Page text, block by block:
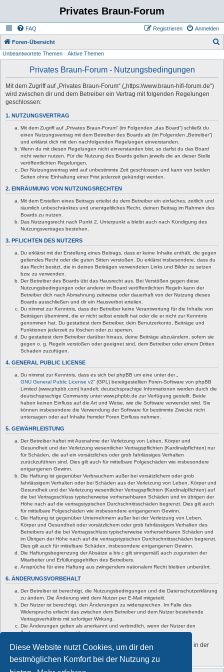
Diese Website nutzt Cookies, um dir den
bestmöglichen Komfort bei der Nutzung zu
Privates Braun-Forum
FAQ Anmelden
Registrieren
Foren-Übersicht
Unbeantwortete Themen Aktive Themen
Privates Braun-Forum - Nutzungsbedingungen
Mit dem Zugriff auf „Privates Braun-Forum“ („https://www.braun-hifi-forum.de“)
wird zwischen dir und dem Betreiber ein Vertrag mit folgenden Regelungen
geschlossen:
1. NUTZUNGSVERTRAG
Mit dem Zugriff auf „Privates Braun-Forum“ (im Folgenden „das Board“) schließt du
einen Nutzungsvertrag mit dem Betreiber des Boards ab (im Folgenden „Betreiber“)
und erklärst dich mit den nachfolgenden Regelungen einverstanden.
Wenn du mit diesen Regelungen nicht einverstanden bist, so darfst du das Board
nicht weiter nutzen. Für die Nutzung des Boards gelten jeweils die an dieser Stelle
veröffentlichten Regelungen.
Der Nutzungsvertrag wird auf unbestimmte Zeit geschlossen und kann von beiden
Seiten ohne Einhaltung einer Frist jederzeit gekündigt werden.
2. EINRÄUMUNG VON NUTZUNGSRECHTEN
Mit dem Erstellen eines Beitrags erteilst du dem Betreiber ein einfaches, zeitlich und
räumlich unbeschränktes und unentgeltliches Recht, deinen Beitrag im Rahmen des
Boards zu nutzen.
Das Nutzungsrecht nach Punkt 2, Unterpunkt a bleibt auch nach Kündigung des
Nutzungsvertrages bestehen.
3. PFLICHTEN DES NUTZERS
Du erklärst mit der Erstellung eines Beitrags, dass er keine Inhalte enthält, die gegen
geltendes Recht oder die guten Sitten verstoßen. Du erklärst insbesondere, dass du
das Recht besitzt, die in deinen Beiträgen verwendeten Links und Bilder zu setzen
bzw. zu verwenden.
Der Betreiber des Boards übt das Hausrecht aus. Bei Verstößen gegen diese
Nutzungsbedingungen oder anderer im Board veröffentlichten Regeln kann der
Betreiber dich nach Abmahnung zeitweise oder dauerhaft von der Nutzung dieses
Boards ausschließen und dir ein Hausverbot erteilen.
Du nimmst zur Kenntnis, dass der Betreiber keine Verantwortung für die Inhalte von
Beiträgen übernimmt, die er nicht selbst erstellt hat oder die er nicht zur Kenntnis
genommen hat. Du gestattest dem Betreiber, dein Benutzerkonto, Beiträge und
Funktionen jederzeit zu löschen oder zu sperren.
Du gestattest dem Betreiber darüber hinaus, deine Beiträge abzuändern, sofern sie
gegen o. g. Regeln verstoßen oder geeignet sind, dem Betreiber oder einem Dritten
Schaden zuzufügen.
4. GENERAL PUBLIC LICENSE
Du nimmst zur Kenntnis, dass es sich bei phpBB um eine unter der „
GNU General Public License v2“ (GPL) bereitgestellten Foren-Software von phpBB
Limited (www.phpbb.com) handelt; deutschsprachige Informationen werden durch die
deutschsprachige Community unter www.phpbb.de zur Verfügung gestellt. Beide
haben keinen Einfluss auf die Art und Weise, wie die Software verwendet wird. Sie
können insbesondere die Verwendung der Software für bestimmte Zwecke nicht
untersagen oder auf Inhalte fremder Foren Einfluss nehmen.
5. GEWÄHRLEISTUNG
Der Betreiber haftet mit Ausnahme der Verletzung von Leben, Körper und
Gesundheit und der Verletzung wesentlicher Vertragspflichten (Kardinalpflichten) nur
für Schäden, die auf ein vorsätzliches oder grob fahrlässiges Verhalten
zurückzuführen sind. Dies gilt auch für mittelbare Folgeschäden wie insbesondere
entgangenen Gewinn.
Die Haftung ist gegenüber Verbrauchern außer bei vorsätzlichem oder grob
fahrlässigem Verhalten oder bei Schäden aus der Verletzung von Leben, Körper und
Gesundheit und der Verletzung wesentlicher Vertragspflichten (Kardinalpflichten) auf
die bei Vertragsschluss typischerweise vorhersehbaren Schäden und im übrigen der
Höhe nach auf die vertragstypischen Durchschnittsschäden begrenzt. Dies gilt auch
für mittelbare Folgeschäden wie insbesondere entgangenen Gewinn.
Die Haftung ist gegenüber Unternehmern außer bei der Verletzung von Leben,
Körper und Gesundheit oder vorsätzlichem oder grob fahrlässigem Verhalten des
Betreibers auf die bei Vertragsschluss typischerweise vorhersehbaren Schäden und
im Übrigen der Höhe nach auf die vertragstypischen Durchschnittsschäden begrenzt.
Dies gilt auch für mittelbare Schäden, insbesondere entgangenen Gewinn.
Die Haftungsbegrenzung der Absätze a bis c gilt sinngemäß auch zugunsten der
Mitarbeiter und Erfüllungsgehilfen des Betreibers.
Ansprüche für eine Haftung aus zwingendem nationalem Recht bleiben unberührt.
6. ÄNDERUNGSVORBEHALT
Der Betreiber ist berechtigt, die Nutzungsbedingungen und die Datenschutzerklärung
zu ändern. Die Änderung wird dem Nutzer per E-Mail mitgeteilt.
Der Nutzer ist berechtigt, den Änderungen zu widersprechen. Im Falle des
Widerspruchs erlischt das zwischen dem Betreiber und dem Nutzer bestehende
Vertragsverhältnis mit sofortiger Wirkung.
Die Änderungen gelten als anerkannt und verbindlich, wenn der Nutzer den
Änderungen zugestimmt hat.
Informationen über den Umgang mit deinen persönlichen Daten sind in der